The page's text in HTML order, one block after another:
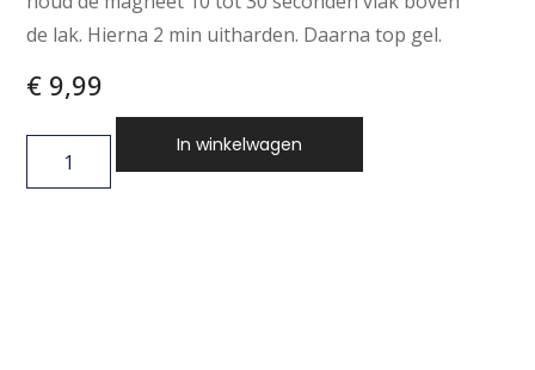
de lak. Hierna 2 min uitharden. Daarna top gel.
€ 9,99
In winkelwagen